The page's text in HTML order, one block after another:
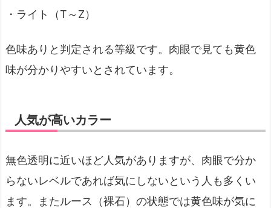
・ライト（T～Z）
色味ありと判定される等級です。肉眼で見ても黄色
味が分かりやすいとされています。
人気が高いカラー
無色透明に近いほど人気がありますが、肉眼で分か
らないレベルであれば気にしないという人も多くい
ます。またルース（裸石）の状態では黄色味が気に